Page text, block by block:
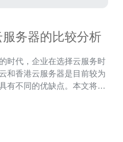
务器的比较分析
时代，企业在选择云服务时
和香港云服务器是目前较为
有不同的优缺点。本文将从
度云的主要